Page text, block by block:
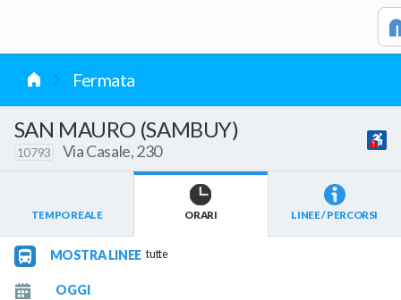
Fermata
SAN MAURO (SAMBUY)
10793 Via Casale, 230
TEMPO REALE ORARI LINEE / PERCORSI
MOSTRA LINEE tutte